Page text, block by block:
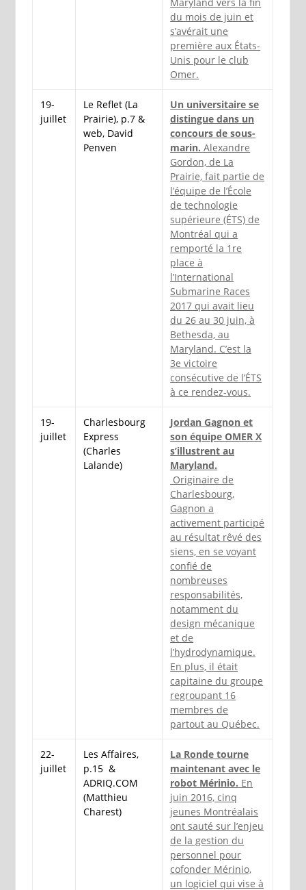
du mois de juin et
s’avérait une
première aux États-
Unis pour le club
Omer.
19-
juillet
Le Reflet (La
Prairie), p.7 &
web, David
Penven
Un universitaire se
distingue dans un
concours de sous-
marin.Alexandre
Gordon, de La
Prairie, fait partie de
l’équipe de l’École
de technologie
supérieure (ÉTS) de
Montréal qui a
remporté la 1re
place à
l’International
Submarine Races
2017 qui avait lieu
du 26 au 30 juin, à
Bethesda, au
Maryland. C’est la
3e victoire
consécutive de l’ÉTS
à ce rendez-vous.
19-
juillet
Charlesbourg
Express
(Charles
Lalande)
Jordan Gagnon et
son équipe OMER X
s’illustrent au
Maryland.
Originaire de
Charlesbourg,
Gagnon a
activement participé
au résultat rêvé des
siens, en se voyant
confié de
nombreuses
responsabilités,
notamment du
design mécanique
et de
l’hydrodynamique.
En plus, il était
capitaine du groupe
regroupant 16
membres de
partout au Québec.
22-
juillet
Les Affaires,
p.15 &
ADRIQ.COM
(Matthieu
Charest)
La Ronde tourne
maintenant avec le
robot Mérinio. En
juin 2016, cinq
jeunes Montréalais
ont sauté sur l’enjeu
de la gestion du
personnel pour
cofonder Mérinio,
un logiciel qui vise à